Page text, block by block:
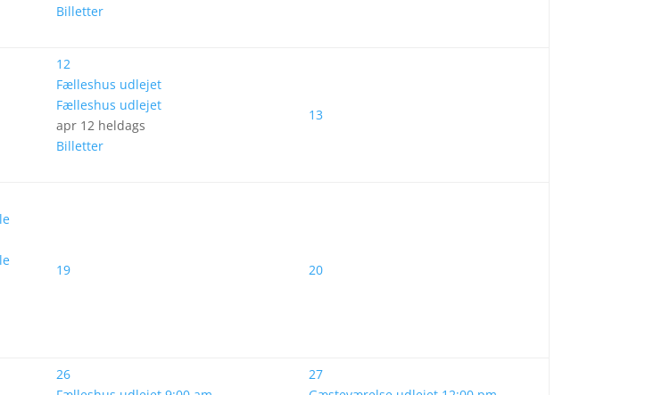
Billetter
12
Fælleshus udlejet
Fælleshus udlejet
apr 12 heldags
Billetter
13
19 20
26
27